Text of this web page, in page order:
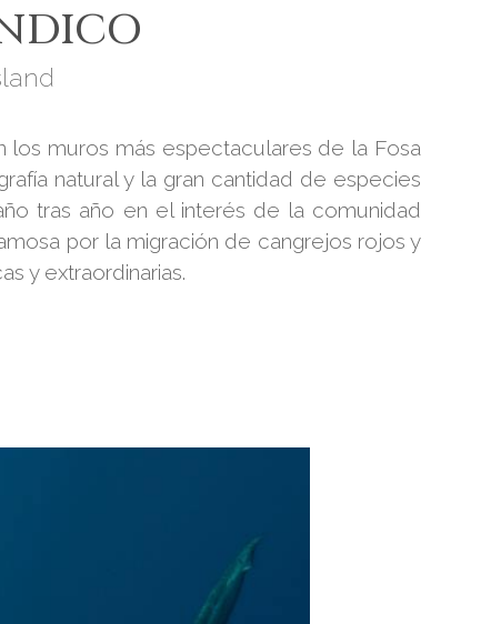
los muros más espectaculares de la Fosa
natural y la gran cantidad de especies
tras año en el interés de la comunidad
por la migración de cangrejos rojos y
y extraordinarias.